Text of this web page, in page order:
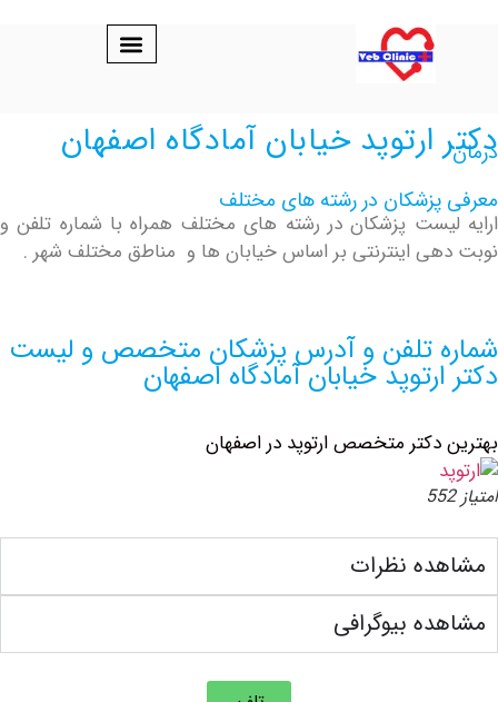
خیابان آمادگاه اصفهان
در رشته های مختلف
پزشکان در رشته های مختلف همراه با شماره تلفن و
اینترنتی بر اساس خیابان ها و مناطق مختلف شهر .
تلفن و آدرس پزشکان متخصص و لیست
خیابان آمادگاه اصفهان
متخصص ارتوپد در اصفهان
نظرات
بیوگرافی